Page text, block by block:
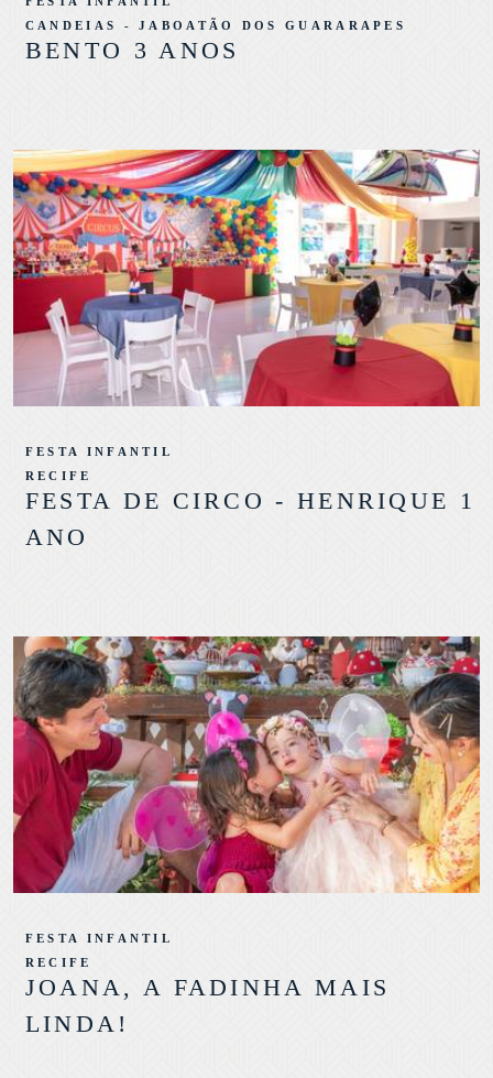
BENTO 3 ANOS
CANDEIAS - JABOATÃO DOS GUARARAPES
FESTA DE CIRCO - HENRIQUE 1
ANO
FESTA INFANTIL
RECIFE
JOANA, A FADINHA MAIS
LINDA!
FESTA INFANTIL
RECIFE